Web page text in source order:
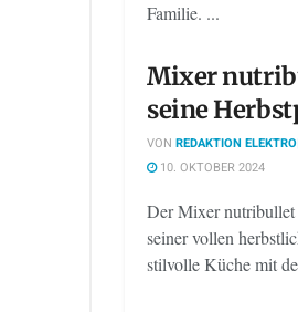
Familie. ...
Mixer
seine
VON REDAKTION
10. OKTOBER 2024
Der Mixer
seiner vollen
stilvolle Küche mit